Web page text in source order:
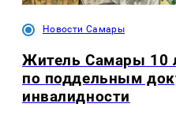
Новости Самары
Житель Самары 10
по поддельным
инвалидности